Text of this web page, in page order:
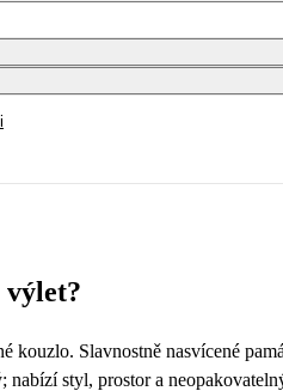
kouzlo. Slavnostně nasvícené
nabízí styl, prostor a